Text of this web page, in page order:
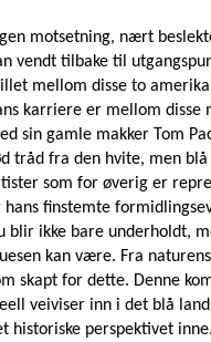
motsetning, nært
vendt tilbake til
mellom disse to
karriere er mellom disse
sin gamle makker Tom
tråd fra den hvite, men
som for øverig er
hans finstemte
blir ikke bare underholdt,
kan være. Fra
skapt for dette. Denne
veiviser inn i det blå
historiske perspektivet